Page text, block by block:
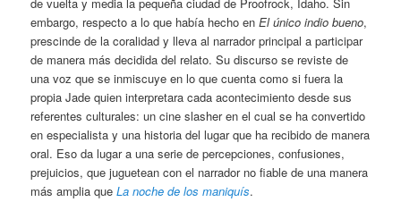
embargo, respecto a lo que había hecho enEl único indio bueno,
prescinde de la coralidad y lleva al narrador principal a participar
de manera más decidida del relato. Su discurso se reviste de
una voz que se inmiscuye en lo que cuenta como si fuera la
propia Jade quien interpretara cada acontecimiento desde sus
referentes culturales: un cine slasher en el cual se ha convertido
en especialista y una historia del lugar que ha recibido de manera
oral. Eso da lugar a una serie de percepciones, confusiones,
prejuicios, que juguetean con el narrador no fiable de una manera
más amplia queLa noche de los maniquís.